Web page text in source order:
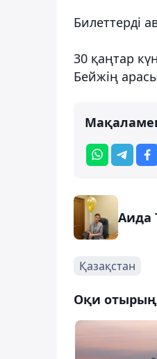
Билеттерді
30 қаңтар
Бейжің
Аида
Қазақстан
Оқи